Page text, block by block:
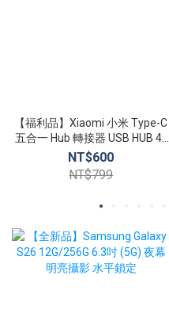
【福利品】Xiaomi 小米 Type-C
五合一 Hub 轉接器 USB HUB 4k
擴充器
NT$600
NT$799